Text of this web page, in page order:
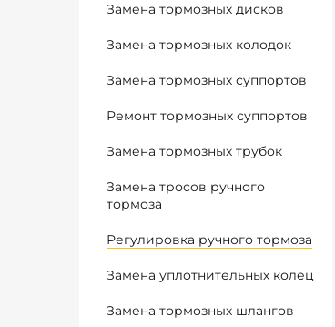
Замена тормозных дисков
Замена тормозных колодок
Замена тормозных суппортов
Ремонт тормозных суппортов
Замена тормозных трубок
Замена тросов ручного
тормоза
Регулировка ручного тормоза
Замена уплотнительных колец
Замена тормозных шлангов